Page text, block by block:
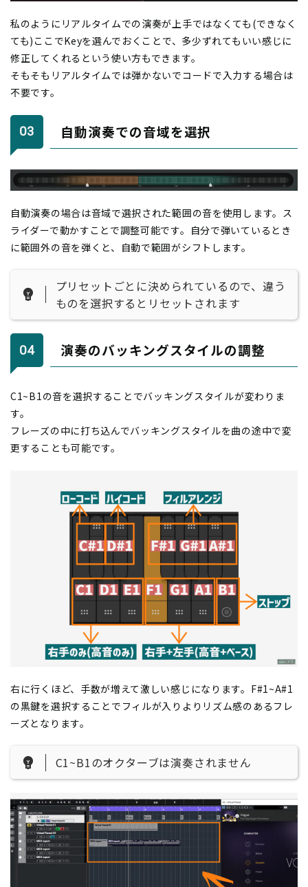
私のようにリアルタイムでの演奏が上手ではなくても(できなく
ても)ここでKeyを選んでおくことで、多少ずれてもいい感じに
修正してくれるという使い方もできます。
そもそもリアルタイムでは弾かないでコードで入力する場合は
不要です。
自動演奏での音域を選択
自動演奏の場合は音域で選択された範囲の音を使用します。ス
ライダーで動かすことで調整可能です。自分で弾いているとき
に範囲外の音を弾くと、自動で範囲がシフトします。
プリセットごとに決められているので、違う
ものを選択するとリセットされます
演奏のバッキングスタイルの調整
C1~B1の音を選択することでバッキングスタイルが変わりま
す。
フレーズの中に打ち込んでバッキングスタイルを曲の途中で変
更することも可能です。
右に行くほど、手数が増えて激しい感じになります。F#1~A#1
の黒鍵を選択することでフィルが入りよりリズム感のあるフレ
ーズとなります。
C1~B1のオクターブは演奏されません